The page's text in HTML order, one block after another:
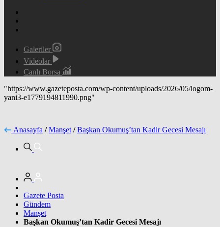
Galeriler
Videolar
Canlı Borsa
"https://www.gazeteposta.com/wp-content/uploads/2026/05/logom-
yani3-e1779194811990.png"
Anasayfa / Manşet / Başkan Okumuş’tan Kadir Gecesi Mesajı
Gazete Posta
Gündem
Manşet
Başkan Okumuş’tan Kadir Gecesi Mesajı